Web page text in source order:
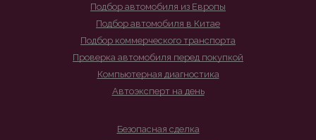
Подбор автомобиля из Европы
Подбор автомобиля в Китае
Подбор коммерческого транспорта
Проверка автомобиля перед покупкой
Компьютерная диагностика
Автоэксперт на день
Безопасная сделка